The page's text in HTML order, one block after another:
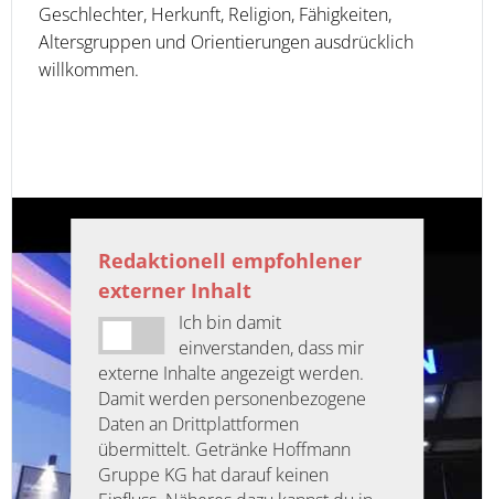
Geschlechter, Herkunft, Religion, Fähigkeiten,
Altersgruppen und Orientierungen ausdrücklich
willkommen.
Redaktionell empfohlener
externer Inhalt
Ich bin damit
einverstanden, dass mir
externe Inhalte angezeigt werden.
Damit werden personenbezogene
Daten an Drittplattformen
übermittelt. Getränke Hoffmann
Gruppe KG hat darauf keinen